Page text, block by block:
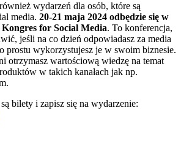
wydarzeń dla osób, które są
media. 20-21 maja 2024 odbędzie się w
for Social Media. To konferencja,
jeśli na co dzień odpowiadasz za media
prostu wykorzystujesz je w swoim biznesie.
otrzymasz wartościową wiedzę na temat
w takich kanałach jak np.
bilety i zapisz się na wydarzenie: